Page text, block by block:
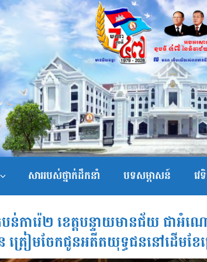
សាររបស់ថ្នាក់ដឹកនាំ បទសម្ភាសន៍ វ
ន់ការ៉េ២ ខេត្តបន្ទាយមានជ័យ ជា
ត្រៀមចែកជូនអតីតយុទ្ធជននៅដើមខ